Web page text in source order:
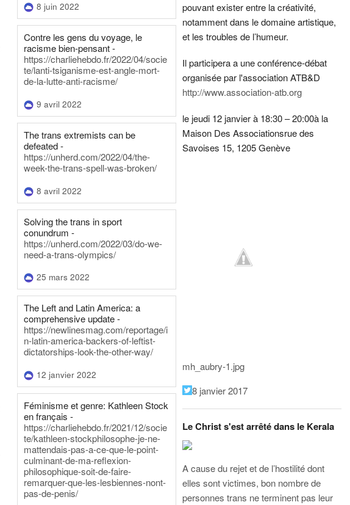
8 juin 2022
Contre les gens du voyage, le
racisme bien-pensant -
https://charliehebdo.fr/2022/04/socie
te/lanti-tsiganisme-est-angle-mort-
de-la-lutte-anti-racisme/
9 avril 2022
The trans extremists can be
defeated -
https://unherd.com/2022/04/the-
week-the-trans-spell-was-broken/
8 avril 2022
Solving the trans in sport
conundrum -
https://unherd.com/2022/03/do-we-
need-a-trans-olympics/
25 mars 2022
The Left and Latin America: a
comprehensive update -
https://newlinesmag.com/reportage/i
n-latin-america-backers-of-leftist-
dictatorships-look-the-other-way/
12 janvier 2022
Féminisme et genre: Kathleen Stock
en français -
https://charliehebdo.fr/2021/12/socie
te/kathleen-stockphilosophe-je-ne-
mattendais-pas-a-ce-que-le-point-
culminant-de-ma-reflexion-
philosophique-soit-de-faire-
remarquer-que-les-lesbiennes-nont-
pas-de-penis/
pouvant exister entre la créativité,
notamment dans le domaine artistique,
et les troubles de l’humeur.
Il participera a une conférence-débat
organisée par l'association ATB&D
http://www.association-atb.org
le jeudi 12 janvier à 18:30 – 20:00à la
Maison Des Associationsrue des
Savoises 15, 1205 Genève
mh_aubry-1.jpg
8 janvier 2017
Le Christ s'est arrêté dans le Kerala
A cause du rejet et de l’hostilité dont
elles sont victimes, bon nombre de
personnes trans ne terminent pas leur